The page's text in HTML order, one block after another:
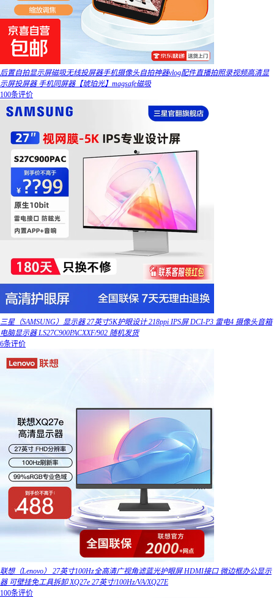
后置自拍显示屏磁吸无线投屏器手机摄像头自拍神器vlog配件直播拍照录视频高清显
示屏投屏器 手机同屏器【琥珀光】magsafe磁吸
100条评价
三星（SAMSUNG）显示器 27英寸5K护眼设计 218ppi IPS屏 DCI-P3 雷电4 摄像头音箱
电脑显示器 LS27C900PACXXF/902 随机发货
6条评价
联想（Lenovo） 27英寸100Hz全高清广视角滤蓝光护眼屏 HDMI接口 微边框办公显示
器 可壁挂免工具拆卸 XQ27e 27英寸/100Hz/VA/XQ27E
100条评价